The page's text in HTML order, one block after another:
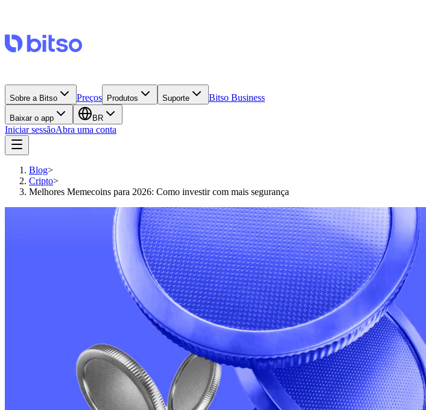
Sobre a Bitso Preços Produtos Suporte Bitso Business
Baixar o app BR
Iniciar sessãoAbra uma conta
Blog>
Cripto>
Melhores Memecoins para 2026: Como investir com mais segurança